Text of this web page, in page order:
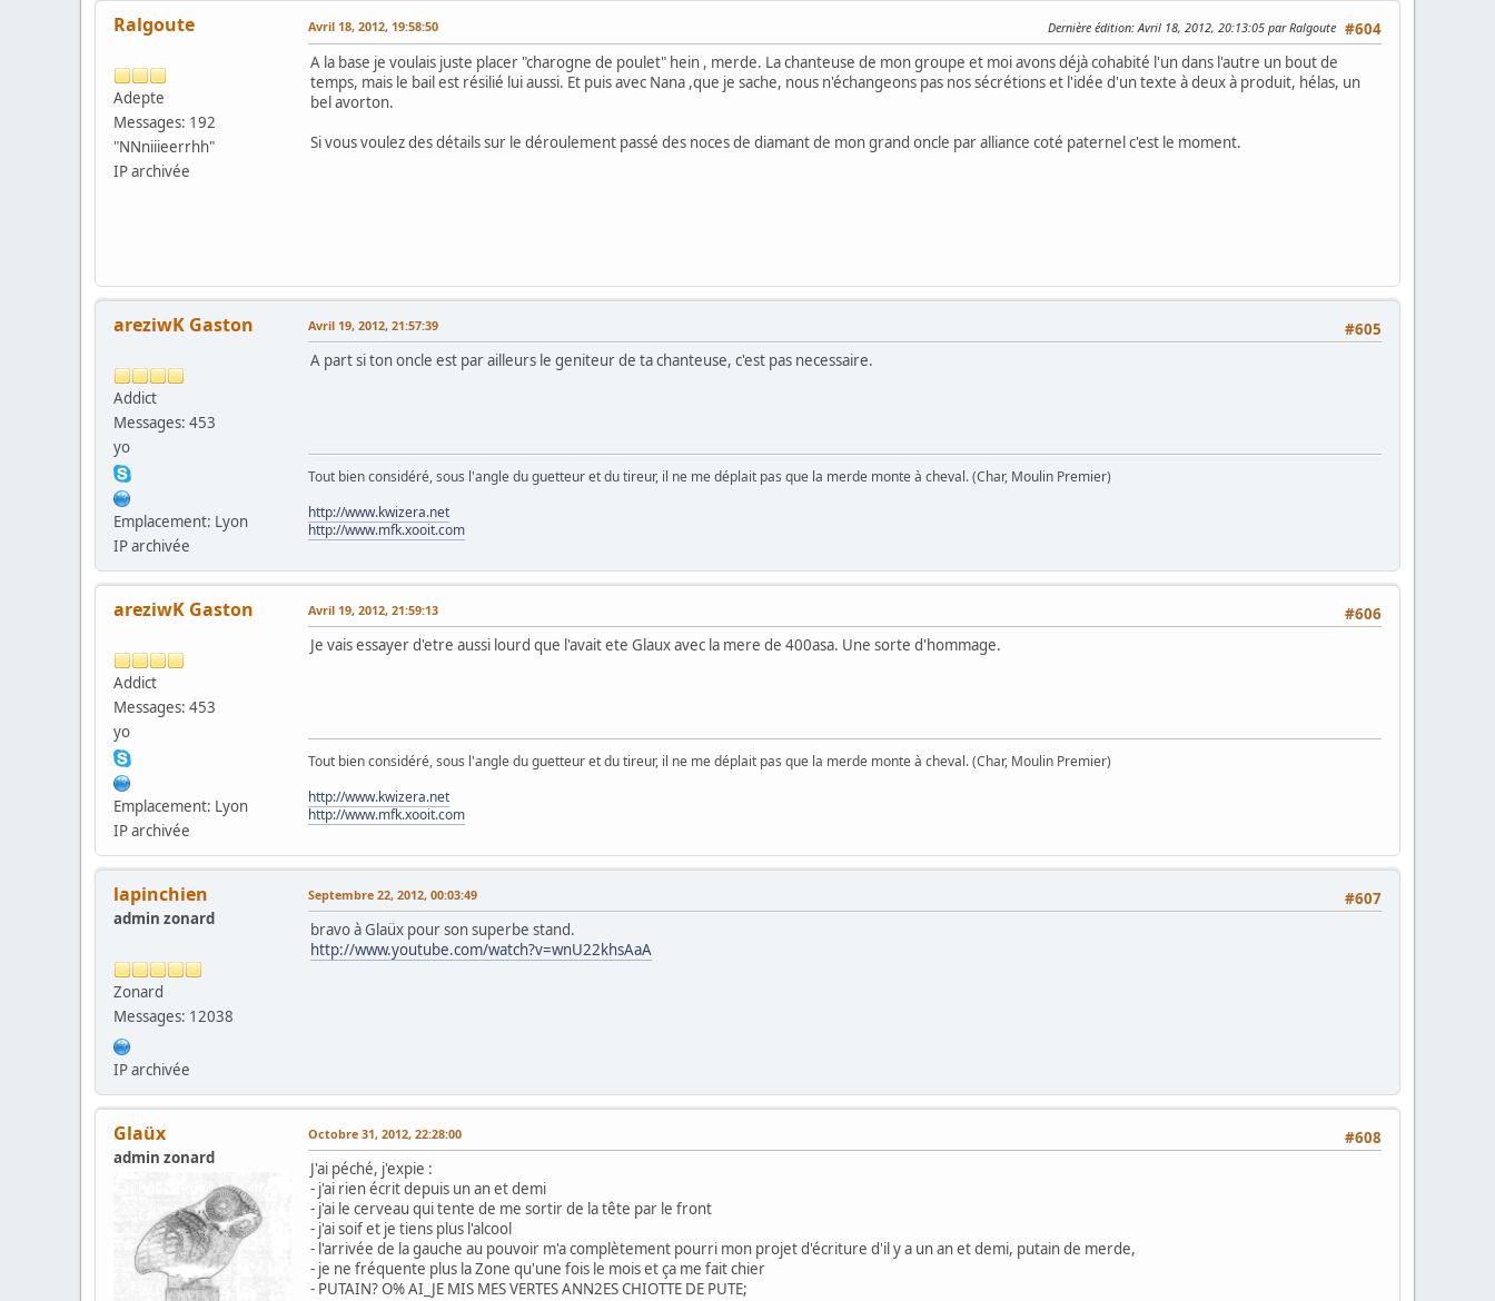
Ralgoute
Adepte
Messages: 192
"NNniiieerrhh"
IP archivée
#604
Avril 18, 2012, 19:58:50 Dernière édition: Avril 18, 2012, 20:13:05 par Ralgoute
A la base je voulais juste placer "charogne de poulet" hein , merde. La chanteuse de mon groupe et moi avons déjà cohabité l'un dans l'autre un bout de
temps, mais le bail est résilié lui aussi. Et puis avec Nana ,que je sache, nous n'échangeons pas nos sécrétions et l'idée d'un texte à deux à produit, hélas, un
bel avorton.
Si vous voulez des détails sur le déroulement passé des noces de diamant de mon grand oncle par alliance coté paternel c'est le moment.
areziwK Gaston
Addict
Messages: 453
yo
Emplacement: Lyon
IP archivée
#605
Avril 19, 2012, 21:57:39
A part si ton oncle est par ailleurs le geniteur de ta chanteuse, c'est pas necessaire.
Tout bien considéré, sous l'angle du guetteur et du tireur, il ne me déplait pas que la merde monte à cheval. (Char, Moulin Premier)
http://www.kwizera.net
http://www.mfk.xooit.com
areziwK Gaston
Addict
Messages: 453
yo
Emplacement: Lyon
IP archivée
#606
Avril 19, 2012, 21:59:13
Je vais essayer d'etre aussi lourd que l'avait ete Glaux avec la mere de 400asa. Une sorte d'hommage.
Tout bien considéré, sous l'angle du guetteur et du tireur, il ne me déplait pas que la merde monte à cheval. (Char, Moulin Premier)
http://www.kwizera.net
http://www.mfk.xooit.com
lapinchien
admin zonard
Zonard
Messages: 12038
IP archivée
#607
Septembre 22, 2012, 00:03:49
bravo à Glaüx pour son superbe stand.
http://www.youtube.com/watch?v=wnU22khsAaA
Glaüx
admin zonard
#608
Octobre 31, 2012, 22:28:00
J'ai péché, j'expie :
- j'ai rien écrit depuis un an et demi
- j'ai le cerveau qui tente de me sortir de la tête par le front
- j'ai soif et je tiens plus l'alcool
- l'arrivée de la gauche au pouvoir m'a complètement pourri mon projet d'écriture d'il y a un an et demi, putain de merde,
- je ne fréquente plus la Zone qu'une fois le mois et ça me fait chier
- PUTAIN? O% AI_JE MIS MES VERTES ANN2ES CHIOTTE DE PUTE;